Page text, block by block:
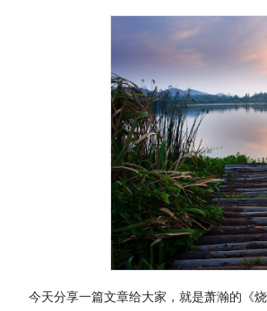
今天分享一篇文章给大家，就是萧瀚的